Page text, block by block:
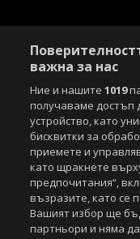
Copyright © 2007-2026
Този уебсайт е
За нас Екип За рекламa
важна за нас
Ние и нашите1019
получаваме достъп
устройство, като
бисквитки за
приемете и
като щракнете
предпочитания“,
възразите, като се
Вашият избор ще
партньори и няма